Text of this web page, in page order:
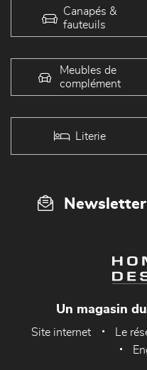
Canapés &
fauteuils
Meubles de
complément
Literie
Newsletter
Un magasin
Site internet Le